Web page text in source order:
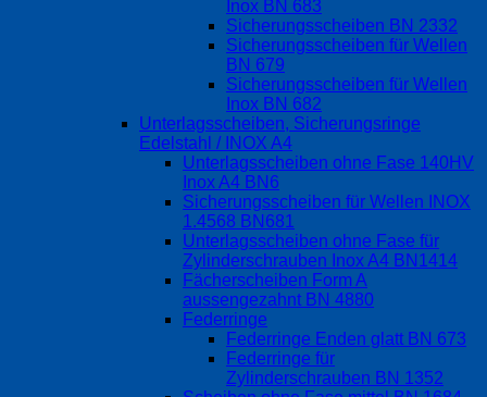
Inox BN 683
Sicherungsscheiben BN 2332
Sicherungsscheiben für Wellen
BN 679
Sicherungsscheiben für Wellen
Inox BN 682
Unterlagsscheiben, Sicherungsringe
Edelstahl / INOX A4
Unterlagsscheiben ohne Fase 140HV
Inox A4 BN6
Sicherungsscheiben für Wellen INOX
1.4568 BN681
Unterlagsscheiben ohne Fase für
Zylinderschrauben Inox A4 BN1414
Fächerscheiben Form A
aussengezahnt BN 4880
Federringe
Federringe Enden glatt BN 673
Federringe für
Zylinderschrauben BN 1352